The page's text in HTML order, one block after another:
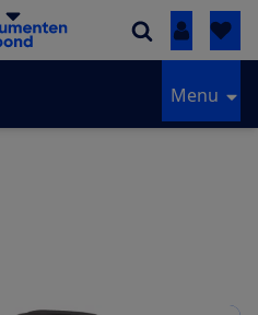
Inloggen
Menu